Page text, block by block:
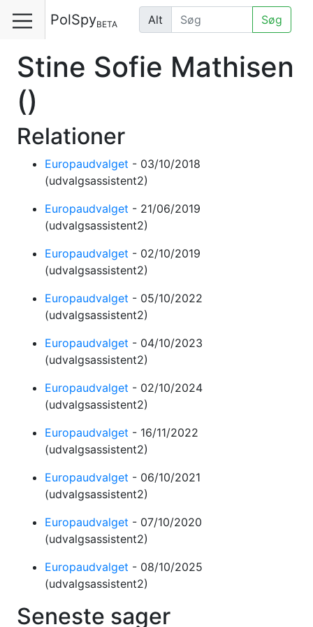
PolSpyBETA Alt Søg
Stine Sofie Mathisen
()
Relationer
Europaudvalget - 03/10/2018
(udvalgsassistent2)
Europaudvalget - 21/06/2019
(udvalgsassistent2)
Europaudvalget - 02/10/2019
(udvalgsassistent2)
Europaudvalget - 05/10/2022
(udvalgsassistent2)
Europaudvalget - 04/10/2023
(udvalgsassistent2)
Europaudvalget - 02/10/2024
(udvalgsassistent2)
Europaudvalget - 16/11/2022
(udvalgsassistent2)
Europaudvalget - 06/10/2021
(udvalgsassistent2)
Europaudvalget - 07/10/2020
(udvalgsassistent2)
Europaudvalget - 08/10/2025
(udvalgsassistent2)
Seneste sager